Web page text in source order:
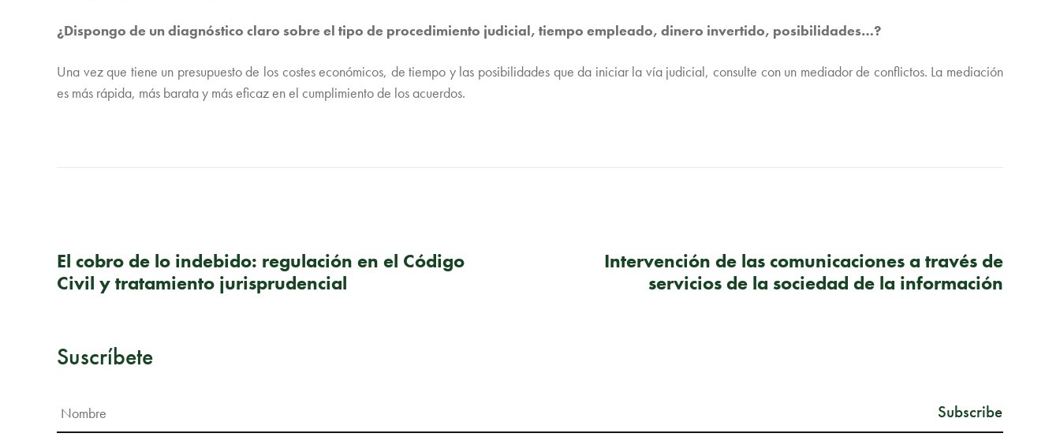
¿Dispongo de un diagnóstico claro sobre el tipo de procedimiento judicial, tiempo empleado, dinero invertido, posibilidades…?
Una vez que tiene un presupuesto de los costes económicos, de tiempo y las posibilidades que da iniciar la vía judicial, consulte con un mediador de conflictos. La mediación
es más rápida, más barata y más eficaz en el cumplimiento de los acuerdos.
El cobro de lo indebido: regulación en el Código
Civil y tratamiento jurisprudencial
Intervención de las comunicaciones a través de
servicios de la sociedad de la información
Suscríbete